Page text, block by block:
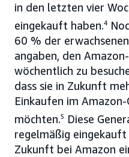
in den letzten vier
eingekauft haben.4
60 % der
angaben, den
wöchentlich zu
dass sie in Zukunft
Einkaufen im
möchten.5
Diese
regelmäßig
Zukunft bei Amazon